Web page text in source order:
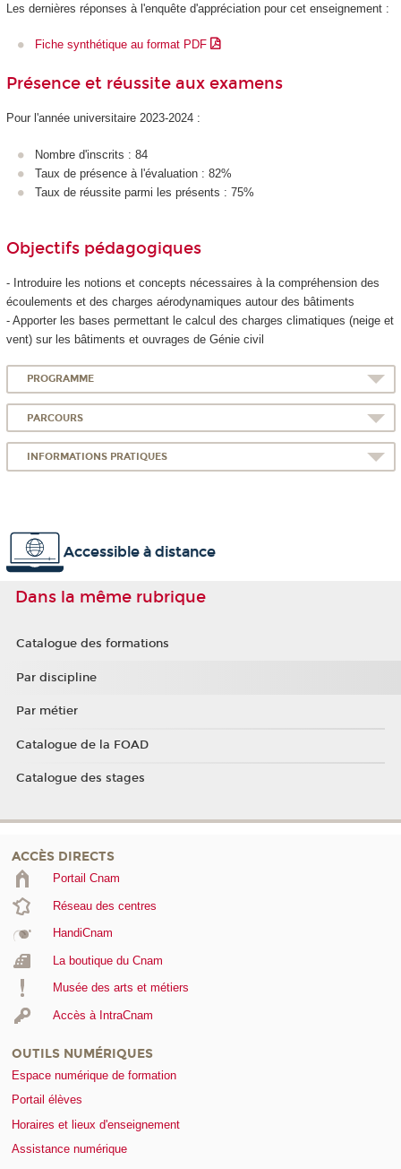
Les dernières réponses à l'enquête d'appréciation pour cet enseignement :
Fiche synthétique au format PDF
Présence et réussite aux examens
Pour l'année universitaire 2023-2024 :
Nombre d'inscrits : 84
Taux de présence à l'évaluation : 82%
Taux de réussite parmi les présents : 75%
Objectifs pédagogiques
- Introduire les notions et concepts nécessaires à la compréhension des
écoulements et des charges aérodynamiques autour des bâtiments
- Apporter les bases permettant le calcul des charges climatiques (neige et
vent) sur les bâtiments et ouvrages de Génie civil
PROGRAMME
PARCOURS
INFORMATIONS PRATIQUES
Accessible à distance
Dans la même rubrique
Catalogue des formations
Par discipline
Par métier
Catalogue de la FOAD
Catalogue des stages
ACCÈS DIRECTS
Portail Cnam
Réseau des centres
HandiCnam
La boutique du Cnam
Musée des arts et métiers
Accès à IntraCnam
OUTILS NUMÉRIQUES
Espace numérique de formation
Portail élèves
Horaires et lieux d'enseignement
Assistance numérique